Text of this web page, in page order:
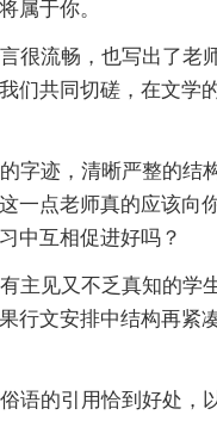
属于你。
很流畅，也写出了老
们共同切磋，在文学
字迹，清晰严整的结
一点老师真的应该向
中互相促进好吗？
主见又不乏真知的学
行文安排中结构再紧
语的引用恰到好处，